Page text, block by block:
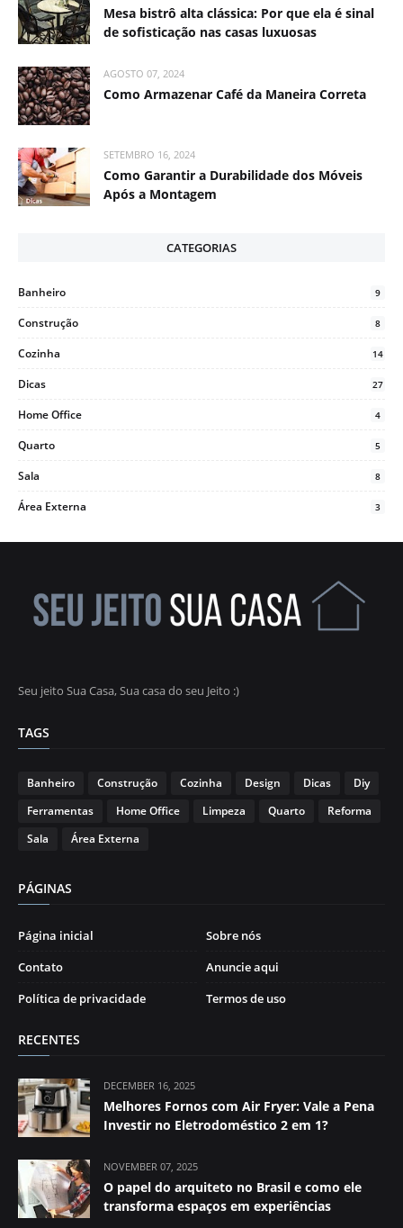
Mesa bistrô alta clássica: Por que ela é sinal
de sofisticação nas casas luxuosas
AGOSTO 07, 2024
Como Armazenar Café da Maneira Correta
SETEMBRO 16, 2024
Como Garantir a Durabilidade dos Móveis
Após a Montagem
CATEGORIAS
Banheiro 9
Construção 8
Cozinha 14
Dicas 27
Home Office 4
Quarto 5
Sala 8
Área Externa 3
Seu jeito Sua Casa, Sua casa do seu Jeito :)
TAGS
Banheiro Construção Cozinha Design Dicas
Diy
Ferramentas
Home Office Limpeza Quarto
Reforma
Sala
Área Externa
PÁGINAS
Página inicial
Sobre nós
Contato
Anuncie aqui
Política de privacidade
Termos de uso
RECENTES
DECEMBER 16, 2025
Melhores Fornos com Air Fryer: Vale a Pena
Investir no Eletrodoméstico 2 em 1?
NOVEMBER 07, 2025
O papel do arquiteto no Brasil e como ele
transforma espaços em experiências